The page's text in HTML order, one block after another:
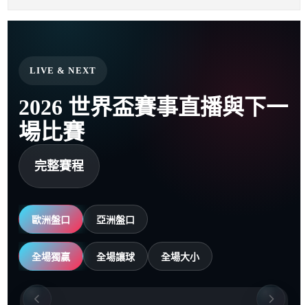
LIVE & NEXT
2026 世界盃賽事直播與下一
場比賽
完整賽程
歐洲盤口 亞洲盤口
全場獨贏 全場讓球 全場大小